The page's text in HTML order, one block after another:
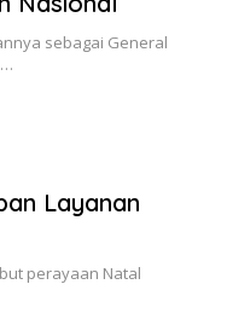
sebagai General
Layanan
perayaan Natal